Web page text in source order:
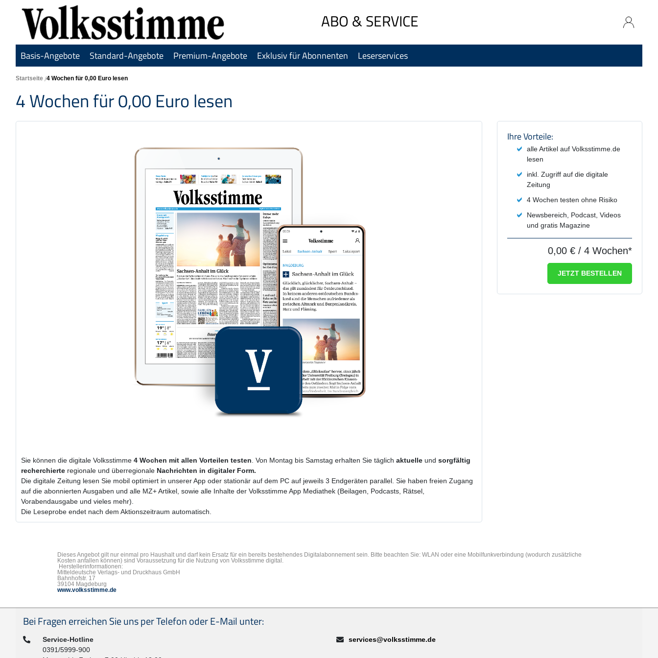
Navigation
zu:
ABO & SERVICE
Basis-Angebote Standard-Angebote Premium-Angebote Exklusiv für Abonnenten Leserservices
Startseite 4 Wochen für 0,00 Euro lesen
4 Wochen für 0,00 Euro lesen
Sie können die digitale Volksstimme 4 Wochen mit allen Vorteilen testen . Von Montag bis Samstag erhalten Sie täglich aktuelle und sorgfältig
recherchierte regionale und überregionale Nachrichten in digitaler Form.
Die digitale Zeitung lesen Sie mobil optimiert in unserer App oder stationär auf dem PC auf jeweils 3 Endgeräten parallel. Sie haben freien Zugang
auf die abonnierten Ausgaben und alle MZ+ Artikel, sowie alle Inhalte der Volksstimme App Mediathek (Beilagen, Podcasts, Rätsel,
Vorabendausgabe und vieles mehr).
Die Leseprobe endet nach dem Aktionszeitraum automatisch.
Produktzusammenfassung
Ihre Vorteile:
alle Artikel auf Volksstimme.de
lesen
inkl. Zugriff auf die digitale
Zeitung
4 Wochen testen ohne Risiko
Newsbereich, Podcast, Videos
und gratis Magazine
0,00 € / 4 Wochen*
JETZT BESTELLEN
Dieses Angebot gilt nur einmal pro Haushalt und darf kein Ersatz für ein bereits bestehendes Digitalabonnement sein. Bitte beachten Sie: WLAN oder eine Mobilfunkverbindung (wodurch zusätzliche
Kosten anfallen können) sind Voraussetzung für die Nutzung von Volksstimme digital.
Herstellerinformationen:
Mitteldeutsche Verlags- und Druckhaus GmbH
Bahnhofstr. 17
39104 Magdeburg
www.volksstimme.de
Seitenfußbereich
Bei Fragen erreichen Sie uns per Telefon oder E-Mail unter:
Telefon:Service-Hotline
0391/5999-900
E-Mail:services@volksstimme.de